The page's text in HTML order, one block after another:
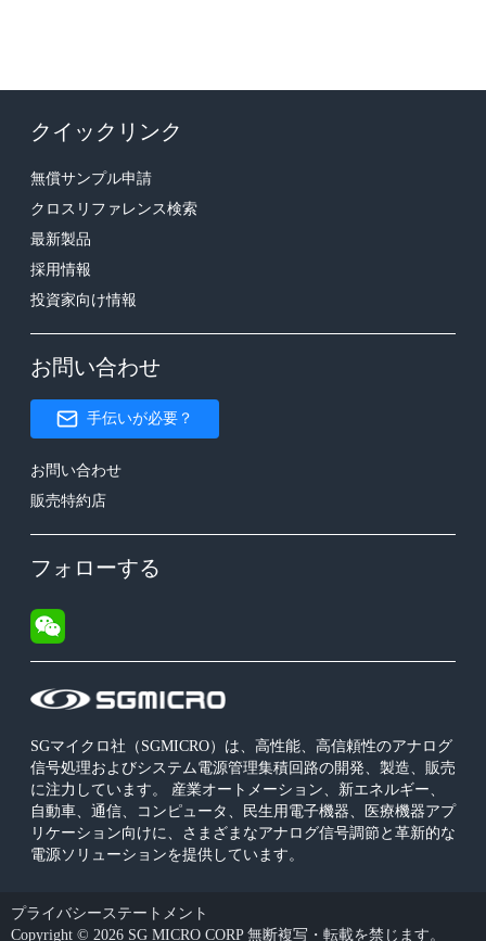
SGマイクロ社（SGMICRO）は、高性能、高信頼性のアナログ
信号処理およびシステム電源管理集積回路の開発、製造、販売
に注力しています。 産業オートメーション、新エネルギー、
自動車、通信、コンピュータ、民生用電子機器、医療機器アプ
リケーション向けに、さまざまなアナログ信号調節と革新的な
電源ソリューションを提供しています。
クイックリンク
無償サンプル申請
クロスリファレンス検索
最新製品
採用情報
投資家向け情報
お問い合わせ
手伝いが必要？
お問い合わせ
販売特約店
フォローする
プライバシーステートメント
Copyright © 2026 SG MICRO CORP 無断複写・転載を禁じます。